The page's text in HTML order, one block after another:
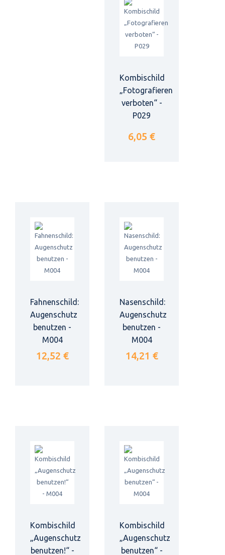
Kombischild
„Fotografieren
verboten“ -
P029
6,05 €
Fahnenschild:
Augenschutz
benutzen -
M004
12,52 €
Nasenschild:
Augenschutz
benutzen -
M004
14,21 €
Kombischild
„Augenschutz
benutzen!“ -
Kombischild
„Augenschutz
benutzen“ -